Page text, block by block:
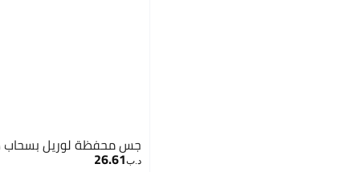
جس محفظة لوريل بسحاب دائري صغيرة ثنائية الطي
د.ب‏26.61